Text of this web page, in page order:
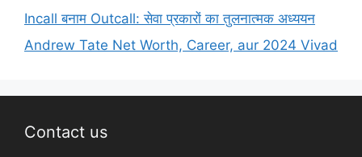
Incall बनाम Outcall: सेवा प्रकारों का तुलनात्मक अध्ययन
Andrew Tate Net Worth, Career, aur 2024 Vivad
Contact us